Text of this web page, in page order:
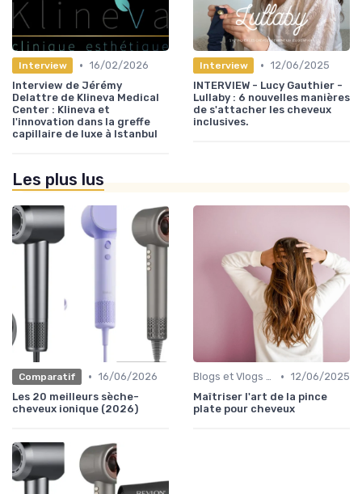
Interview • 16/02/2026
Interview de Jérémy
Delattre de Klineva Medical
Center : Klineva et
l'innovation dans la greffe
capillaire de luxe à Istanbul
Interview • 12/06/2025
INTERVIEW - Lucy Gauthier -
Lullaby : 6 nouvelles manières
de s'attacher les cheveux
inclusives.
Les plus lus
Comparatif • 16/06/2026
Les 20 meilleurs sèche-
cheveux ionique (2026)
Blogs et Vlogs de Coiffure • 12/06/2025
Maîtriser l'art de la pince
plate pour cheveux